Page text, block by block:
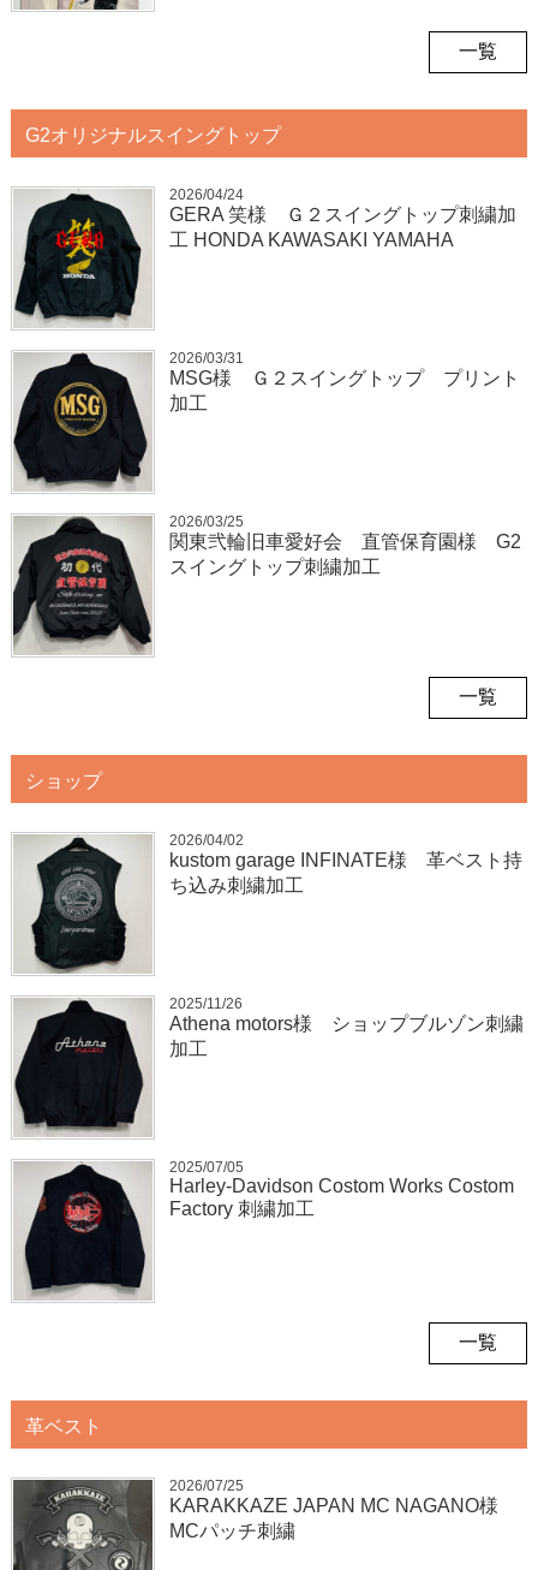
一覧
G2オリジナルスイングトップ
2026/04/24
GERA 笑様 Ｇ２スイングトップ刺繍加
工 HONDA KAWASAKI YAMAHA
2026/03/31
MSG様 Ｇ２スイングトップ プリント
加工
2026/03/25
関東弐輪旧車愛好会 直管保育園様 G2
スイングトップ刺繍加工
一覧
ショップ
2026/04/02
kustom garage INFINATE様 革ベスト持
ち込み刺繍加工
2025/11/26
Athena motors様 ショップブルゾン刺繍
加工
2025/07/05
Harley-Davidson Costom Works Costom
Factory 刺繍加工
一覧
革ベスト
2026/07/25
KARAKKAZE JAPAN MC NAGANO様
MCパッチ刺繍